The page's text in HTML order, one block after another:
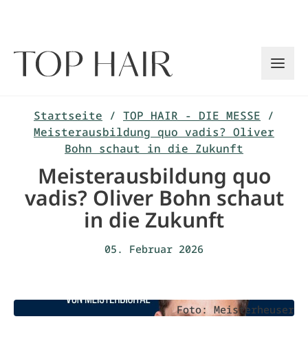
Startseite / TOP HAIR - DIE MESSE /
Meisterausbildung quo vadis? Oliver
Bohn schaut in die Zukunft
Meisterausbildung quo
vadis? Oliver Bohn schaut
in die Zukunft
05. Februar 2026
Foto: Meisterheuser